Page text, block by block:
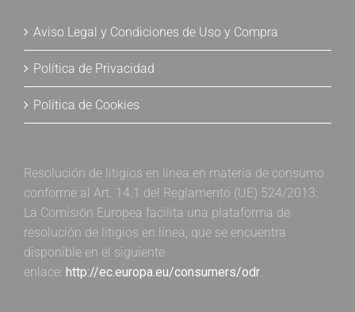
Aviso Legal y Condiciones de Uso y Compra
Política de Privacidad
Política de Cookies
Resolución de litigios en línea en materia de consumo
conforme al Art. 14.1 del Reglamento (UE) 524/2013:
La Comisión Europea facilita una plataforma de
resolución de litigios en línea, que se encuentra
disponible en el siguiente
enlace: http://ec.europa.eu/consumers/odr.